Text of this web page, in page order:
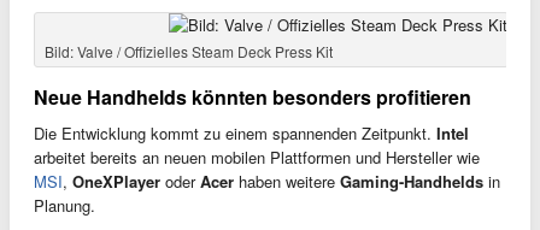
Bild: Valve / Offizielles Steam Deck Press Kit
Neue Handhelds könnten besonders profitieren
Die Entwicklung kommt zu einem spannenden Zeitpunkt. Intel
arbeitet bereits an neuen mobilen Plattformen und Hersteller wie
MSI, OneXPlayer oderAcer haben weitere Gaming-Handhelds in
Planung.